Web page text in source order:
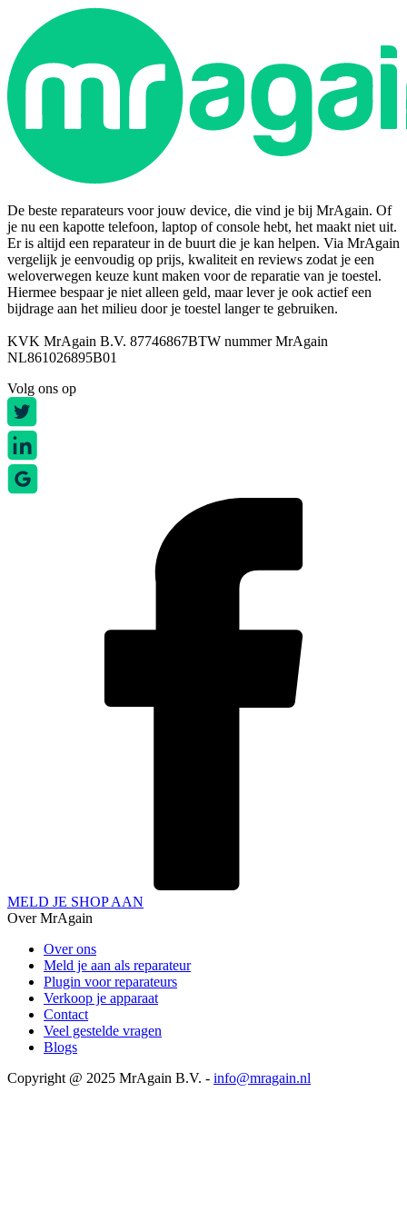
De beste reparateurs voor jouw device, die vind je bij MrAgain. Of
je nu een kapotte telefoon, laptop of console hebt, het maakt niet uit.
Er is altijd een reparateur in de buurt die je kan helpen. Via MrAgain
vergelijk je eenvoudig op prijs, kwaliteit en reviews zodat je een
weloverwegen keuze kunt maken voor de reparatie van je toestel.
Hiermee bespaar je niet alleen geld, maar lever je ook actief een
bijdrage aan het milieu door je toestel langer te gebruiken.
KVK MrAgain B.V. 87746867BTW nummer MrAgain
NL861026895B01
Volg ons op
MELD JE SHOP AAN
Over MrAgain
Over ons
Meld je aan als reparateur
Plugin voor reparateurs
Verkoop je apparaat
Contact
Veel gestelde vragen
Blogs
Copyright @ 2025 MrAgain B.V. - info@mragain.nl